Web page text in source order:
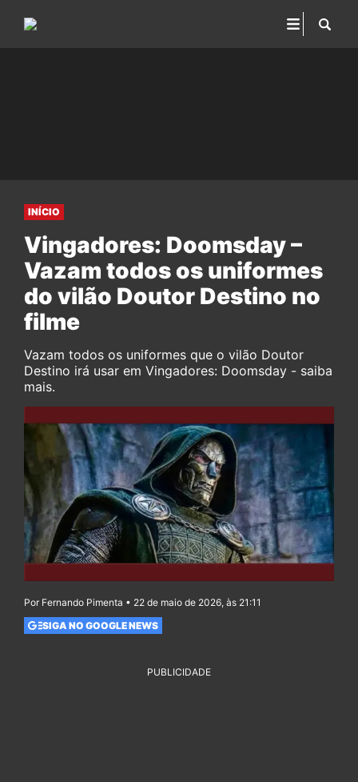
INÍCIO
Vingadores: Doomsday –
Vazam todos os uniformes
do vilão Doutor Destino no
filme
Vazam todos os uniformes que o vilão Doutor
Destino irá usar em Vingadores: Doomsday - saiba
mais.
Por Fernando Pimenta • 22 de maio de 2026, às 21:11
SIGA NO GOOGLE NEWS
PUBLICIDADE